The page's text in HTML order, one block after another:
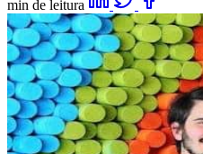
min de leitura